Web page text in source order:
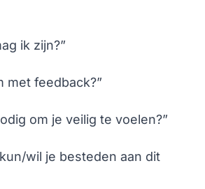
ik zijn?”
met feedback?”
om je veilig te voelen?”
wil je besteden aan dit